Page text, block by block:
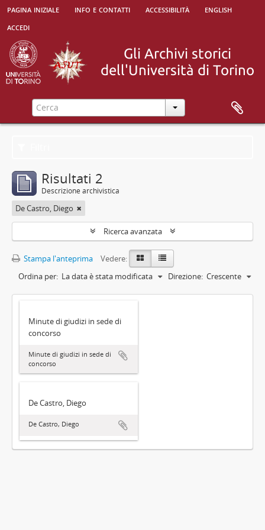
pagina iniziale info e contatti accessibilità
english
accedi
Risultati 2
Descrizione archivistica
De Castro, Diego
Ricerca avanzata
Stampa l'anteprima
Vedere:
Ordina per: La data è stata modificata Direzione: Crescente
Minute di giudizi in sede di
concorso
Minute di giudizi in sede di
concorso
De Castro, Diego
De Castro, Diego